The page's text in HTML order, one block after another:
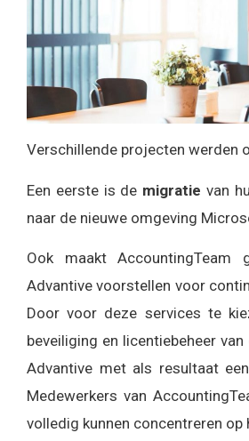
Verschillende projecten werden
Een eerste is de migratie van
naar de nieuwe omgeving
Ook maakt AccountingTeam
Advantive voorstellen voor
Door voor deze services te
beveiliging en licentiebeheer
Advantive met als resultaat
Medewerkers van
volledig kunnen concentreren